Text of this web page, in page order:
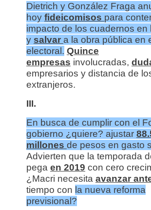
Dietrich y González Fraga
hoy fideicomisos para
impacto de los cuadernos en
y salvar a la obra pública en
electoral. Quince
empresas involucradas,
empresarios y distancia de
extranjeros.
III.
En busca de cumplir con el
gobierno ¿quiere? ajustar
millones de pesos en gasto
Advierten que la temporada
pega en 2019 con cero
¿Macri necesita avanzar
tiempo con la nueva reforma
previsional?